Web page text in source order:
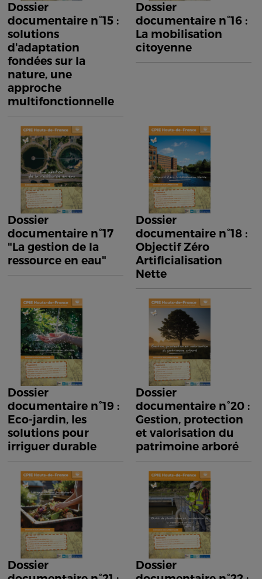
Dossier
documentaire n°15 :
solutions
d'adaptation
fondées sur la
nature, une
approche
multifonctionnelle
Dossier
documentaire n°16 :
La mobilisation
citoyenne
Dossier
documentaire n°17
"La gestion de la
ressource en eau"
Dossier
documentaire n°18 :
Objectif Zéro
Artificialisation
Nette
Dossier
documentaire n°19 :
Eco-jardin, les
solutions pour
irriguer durable
Dossier
documentaire n°20 :
Gestion, protection
et valorisation du
patrimoine arboré
Dossier
Dossier